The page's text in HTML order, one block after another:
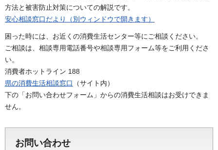
方法と被害防止対策についての解説です。
安心相談窓口だより（別ウィンドウで開きます）
困った時には、お近くの消費生活センター等にご相談ください。
ご相談は、相談専用電話番号や相談専用フォーム等をご利用くださ
い。
消費者ホットライン 188
県の消費生活相談窓口
（サイト内）
下の「お問い合わせフォーム」からの消費生活相談はお受けできま
せん。
お問い合わせ